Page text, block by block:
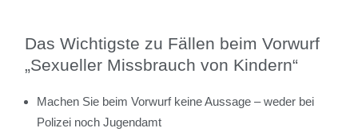
Das Wichtigste zu Fällen beim Vorwurf
„Sexueller Missbrauch von Kindern“
Machen Sie beim Vorwurf keine Aussage – weder bei
Polizei noch Jugendamt